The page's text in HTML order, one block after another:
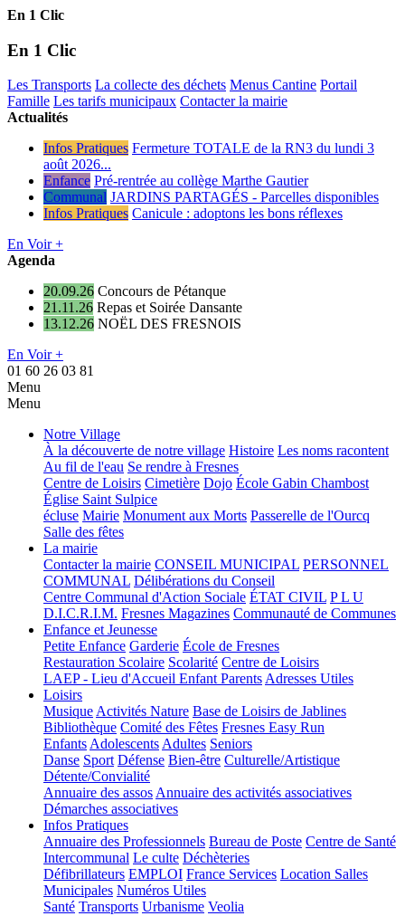
En 1 Clic
En 1 Clic
Les Transports La collecte des déchets Menus Cantine Portail
Famille Les tarifs municipaux Contacter la mairie
Actualités
Infos Pratiques Fermeture TOTALE de la RN3 du lundi 3
août 2026...
Enfance Pré-rentrée au collège Marthe Gautier
Communal JARDINS PARTAGÉS - Parcelles disponibles
Infos Pratiques Canicule : adoptons les bons réflexes
En Voir +
Agenda
20.09.26 Concours de Pétanque
21.11.26 Repas et Soirée Dansante
13.12.26 NOËL DES FRESNOIS
En Voir +
01 60 26 03 81
Menu
Menu
Notre Village
À la découverte de notre village Histoire Les noms racontent
Au fil de l'eau Se rendre à Fresnes
Centre de Loisirs Cimetière Dojo École Gabin Chambost
Église Saint Sulpice
écluse Mairie Monument aux Morts Passerelle de l'Ourcq
Salle des fêtes
La mairie
Contacter la mairie CONSEIL MUNICIPAL PERSONNEL
COMMUNAL Délibérations du Conseil
Centre Communal d'Action Sociale ÉTAT CIVIL P L U
D.I.C.R.I.M. Fresnes Magazines Communauté de Communes
Enfance et Jeunesse
Petite Enfance Garderie École de Fresnes
Restauration Scolaire Scolarité Centre de Loisirs
LAEP - Lieu d'Accueil Enfant ParentsAdresses Utiles
Loisirs
MusiqueActivités Nature Base de Loisirs de Jablines
Bibliothèque Comité des Fêtes Fresnes Easy Run
EnfantsAdolescentsAdultes Seniors
Danse Sport Défense Bien-être Culturelle/Artistique
Détente/Convialité
Annuaire des assosAnnuaire des activités associatives
Démarches associatives
Infos Pratiques
Annuaire des Professionnels Bureau de Poste Centre de Santé
Intercommunal Le culte Déchèteries
Défibrillateurs EMPLOI France Services Location Salles
Municipales Numéros Utiles
Santé Transports Urbanisme Veolia